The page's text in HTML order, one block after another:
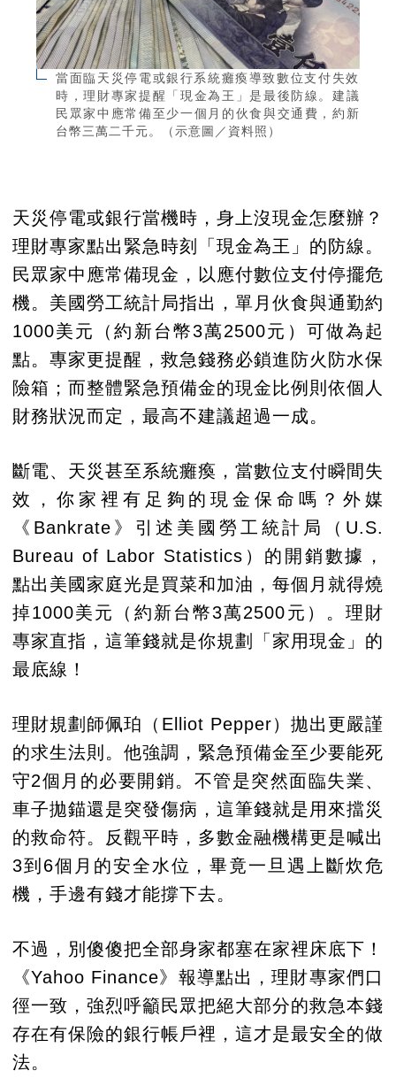
當面臨天災停電或銀行系統癱瘓導致數位支付失效
時，理財專家提醒「現金為王」是最後防線。建議
民眾家中應常備至少一個月的伙食與交通費，約新
台幣三萬二千元。（示意圖／資料照）
天災停電或銀行當機時，身上沒現金怎麼辦？
理財專家點出緊急時刻「現金為王」的防線。
民眾家中應常備現金，以應付數位支付停擺危
機。美國勞工統計局指出，單月伙食與通勤約
1000美元（約新台幣3萬2500元）可做為起
點。專家更提醒，救急錢務必鎖進防火防水保
險箱；而整體緊急預備金的現金比例則依個人
財務狀況而定，最高不建議超過一成。
斷電、天災甚至系統癱瘓，當數位支付瞬間失
效，你家裡有足夠的現金保命嗎？外媒
《Bankrate》引述美國勞工統計局（U.S.
Bureau of Labor Statistics）的開銷數據，
點出美國家庭光是買菜和加油，每個月就得燒
掉1000美元（約新台幣3萬2500元）。理財
專家直指，這筆錢就是你規劃「家用現金」的
最底線！
理財規劃師佩珀（Elliot Pepper）拋出更嚴謹
的求生法則。他強調，緊急預備金至少要能死
守2個月的必要開銷。不管是突然面臨失業、
車子拋錨還是突發傷病，這筆錢就是用來擋災
的救命符。反觀平時，多數金融機構更是喊出
3到6個月的安全水位，畢竟一旦遇上斷炊危
機，手邊有錢才能撐下去。
不過，別傻傻把全部身家都塞在家裡床底下！
《Yahoo Finance》報導點出，理財專家們口
徑一致，強烈呼籲民眾把絕大部分的救急本錢
存在有保險的銀行帳戶裡，這才是最安全的做
法。